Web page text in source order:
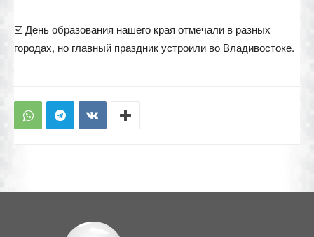
☑️ День образования нашего края отмечали в разных
городах, но главный праздник устроили во Владивостоке.